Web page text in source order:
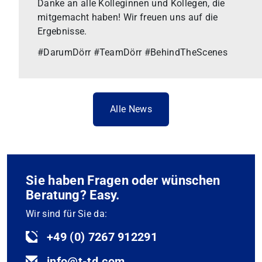
Danke an alle Kolleginnen und Kollegen, die
mitgemacht haben! Wir freuen uns auf die
Ergebnisse.
#DarumDörr #TeamDörr #BehindTheScenes
Alle News
Sie haben Fragen oder wünschen
Beratung? Easy.
Wir sind für Sie da:
+49 (0) 7267 912291